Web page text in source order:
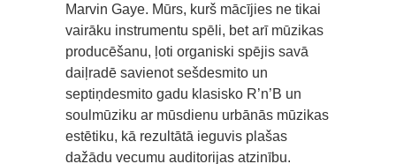
Marvin Gaye. Mūrs, kurš mācījies ne tikai
vairāku instrumentu spēli, bet arī mūzikas
producēšanu, ļoti organiski spējis savā
daiļradē savienot sešdesmito un
septiņdesmito gadu klasisko R’n’B un
soulmūziku ar mūsdienu urbānās mūzikas
estētiku, kā rezultātā ieguvis plašas
dažādu vecumu auditorijas atzinību.